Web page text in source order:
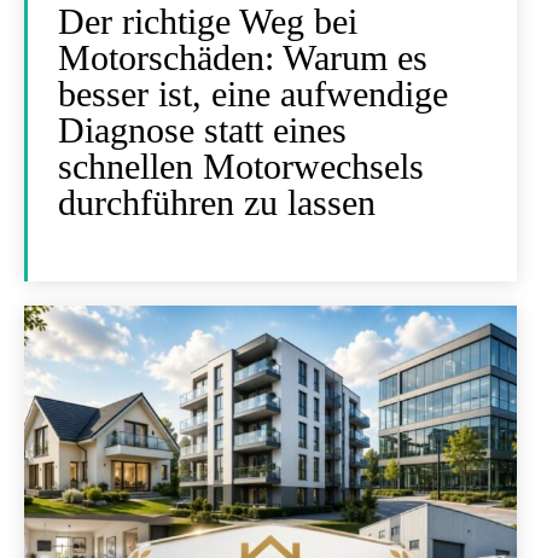
Der richtige Weg bei
Motorschäden: Warum es
besser ist, eine aufwendige
Diagnose statt eines
schnellen Motorwechsels
durchführen zu lassen